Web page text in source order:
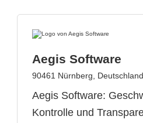
Aegis Software
90461 Nürnberg, Deutschland
Aegis Software:
Kontrolle und